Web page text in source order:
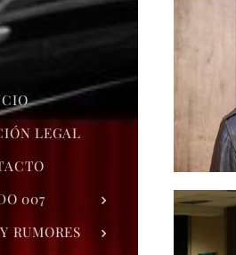
LEGAL
007
RUMORES